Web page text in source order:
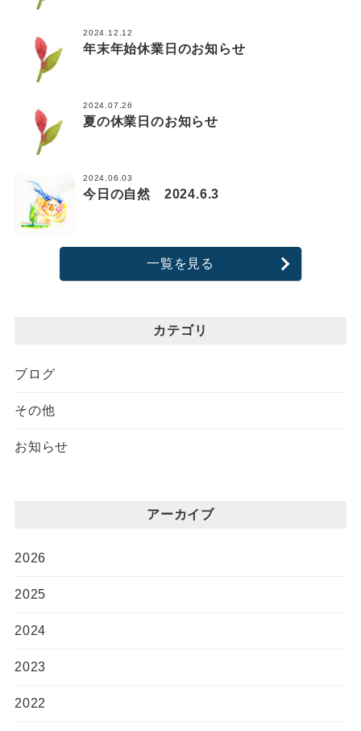
2024.12.12
年末年始休業日のお知らせ
2024.07.26
夏の休業日のお知らせ
2024.06.03
今日の自然 2024.6.3
一覧を見る
カテゴリ
ブログ
その他
お知らせ
アーカイブ
2026
2025
2024
2023
2022